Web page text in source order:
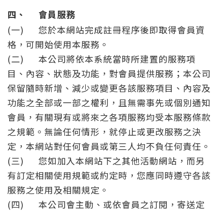
四、
會員服務
(一)
您於本網站完成註冊程序後即取得會員資
格，可開始使用本服務。
(二)
本公司將依本系統當時所建置的服務項
目、內容、狀態及功能，對會員提供服務；本公司
保留隨時新增、減少或變更各該服務項目、內容及
功能之全部或一部之權利，且無需事先或個別通知
會員，有關現有或將來之各項服務均受本服務條款
之規範。無論任何情形，就停止或更改服務之決
定，本網站對任何會員或第三人均不負任何責任。
(三)
您如加入本網站下之其他活動網站，而另
有訂定相關使用規範或約定時，您應同時遵守各該
服務之使用及相關規定。
(四)
本公司會主動、或依會員之訂閱，寄送定